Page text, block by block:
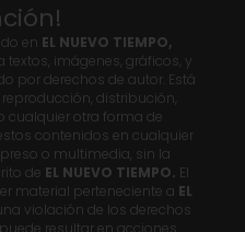
en EL NUEVO TIEMPO,
imágenes, gráficos, y
por derechos de autor. Está
distribución,
cualquier otra forma de
contenidos en cualquier
o multimedia, sin la
de EL NUEVO TIEMPO. El
material perteneciente a EL
violación de los derechos